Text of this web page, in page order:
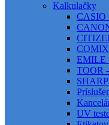
Kalkulačky
CASIO
EMILE
TOOR
UV